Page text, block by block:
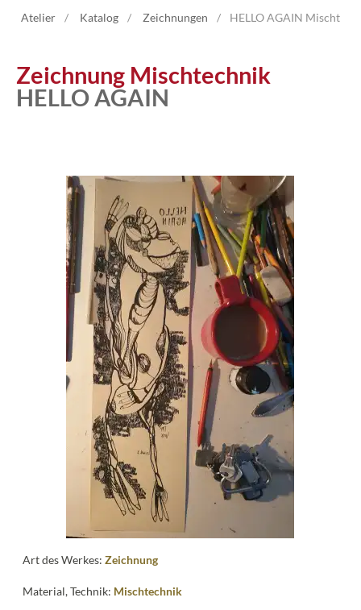
Atelier
Katalog
News
Kontakt
Atelier Katalog Zeichnungen HELLO AGAIN
Zeichnung Mischtechnik
HELLO AGAIN
Art des Werkes:Zeichnung
Material, Technik: Mischtechnik